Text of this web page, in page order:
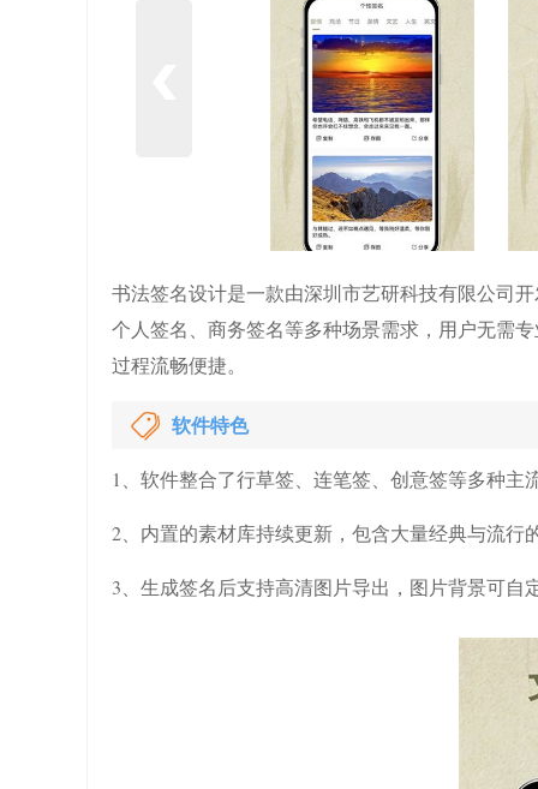
书法签名设计是一款由深圳市艺研科技有限公司
个人签名、商务签名等多种场景需求，用户无需
过程流畅便捷。
软件特色
1、软件整合了行草签、连笔签、创意签等多种
2、内置的素材库持续更新，包含大量经典与流
3、生成签名后支持高清图片导出，图片背景可